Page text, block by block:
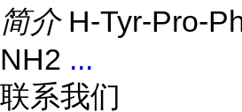
简介 H-Tyr-Pro-
NH2 ...
联系我们